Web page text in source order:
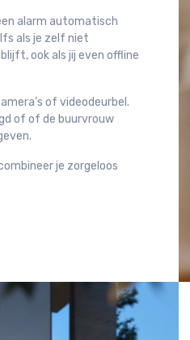
alarm automatisch
als je zelf niet
ook als jij even offline
of videodeurbel.
of of de buurvrouw
je zorgeloos